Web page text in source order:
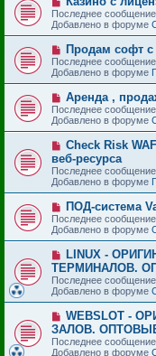
е
н
и
е
с
о
о
б
щ
е
н
и
о
в
о
е
с
о
о
б
щ
е
н
и
е
Последнее сообщение
Добавлено в форуме
Н
о
в
о
с
о
о
б
щ
е
н
и
е
Продам софт с
Последнее сообщение
Добавлено в форуме
Н
о
в
о
с
о
о
б
щ
е
н
и
е
Аренда ,
Последнее сообщение
Добавлено в форуме
Н
о
в
о
е
с
о
б
щ
е
н
и
е
Check Risk
веб-ресурса
Последнее сообщение
Добавлено в форуме
Н
о
в
о
е
с
о
о
б
щ
е
н
и
е
ПОД-система
Последнее сообщение
Добавлено в форуме
Н
о
в
о
е
с
о
о
б
щ
LINUX -
ТЕРМИНАЛОВ.
Последнее сообщение
Добавлено в форуме
Н
о
в
о
WEBSLOT -
ЗАЛОВ.
Последнее сообщение
Добавлено в форуме